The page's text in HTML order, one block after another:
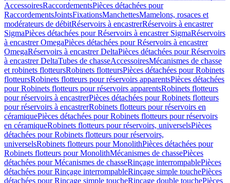
AccessoiresRaccordementsPièces détachées pour
RaccordementsJointsFixationsManchettesMamelons, rosaces et
modérateurs de débitRéservoirs à encastrerRéservoirs à encastrer
SigmaPièces détachées pour Réservoirs à encastrer SigmaRéservoirs
à encastrer OmegaPièces détachées pour Réservoirs à encastrer
OmegaRéservoirs à encastrer DeltaPièces détachées pour Réservoirs
à encastrer DeltaTubes de chasseAccessoiresMécanismes de chasse
et robinets flotteursRobinets flotteursPièces détachées pour Robinets
flotteursRobinets flotteurs pour réservoirs apparentsPièces détachées
pour Robinets flotteurs pour réservoirs apparentsRobinets flotteurs
pour réservoirs à encastrerPièces détachées pour Robinets flotteurs
pour réservoirs à encastrerRobinets flotteurs pour réservoirs en
céramiquePièces détachées pour Robinets flotteurs pour réservoirs
en céramiqueRobinets flotteurs pour réservoirs, universelsPièces
détachées pour Robinets flotteurs pour réservoirs,
universelsRobinets flotteurs pour MonolithPièces détachées pour
Robinets flotteurs pour MonolithMécanismes de chassePièces
détachées pour Mécanismes de chasseRinçage interrompablePièces
détachées pour Rinçage interrompableRinçage simple touchePièces
détachées pour Rinçage simple toucheRinçage double touchePièces